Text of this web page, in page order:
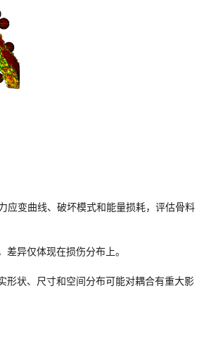
应变曲线、破坏模式和能量损耗，评估骨料
异仅体现在损伤分布上。
形状、尺寸和空间分布可能对耦合有重大影